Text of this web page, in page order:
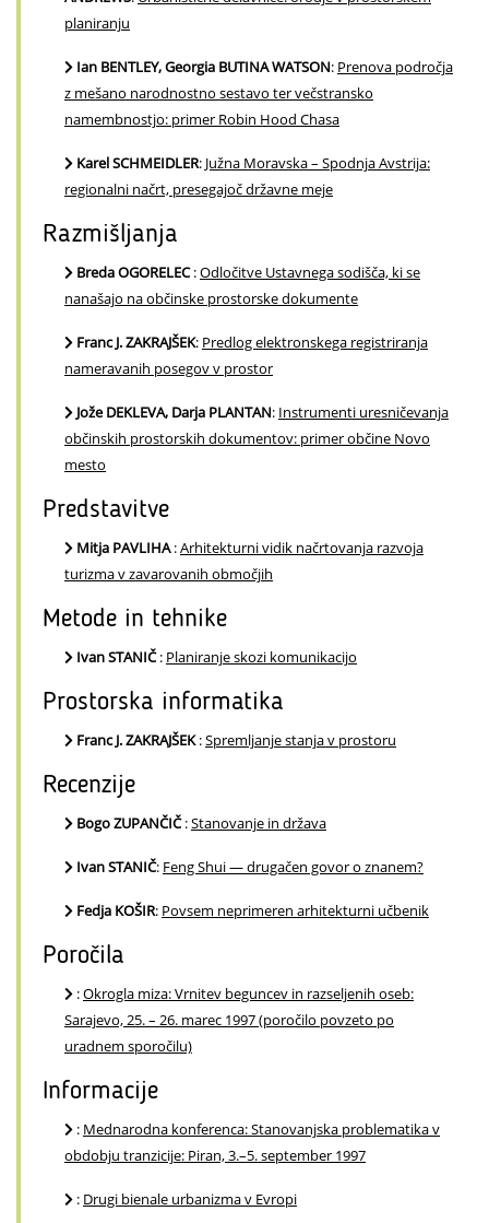
planiranju
Ian BENTLEY, Georgia BUTINA WATSON: Prenova področja
z mešano narodnostno sestavo ter večstransko
namembnostjo: primer Robin Hood Chasa
Karel SCHMEIDLER: Južna Moravska – Spodnja Avstrija:
regionalni načrt, presegajoč državne meje
Razmišljanja
Breda OGORELEC:Odločitve Ustavnega sodišča, ki se
nanašajo na občinske prostorske dokumente
Franc J. ZAKRAJŠEK: Predlog elektronskega registriranja
nameravanih posegov v prostor
Jože DEKLEVA, Darja PLANTAN: Instrumenti uresničevanja
občinskih prostorskih dokumentov: primer občine Novo
mesto
Predstavitve
Mitja PAVLIHA:Arhitekturni vidik načrtovanja razvoja
turizma v zavarovanih območjih
Metode in tehnike
Ivan STANIČ: Planiranje skozi komunikacijo
Prostorska informatika
Franc J. ZAKRAJŠEK:Spremljanje stanja v prostoru
Recenzije
Bogo ZUPANČIČ:Stanovanje in država
Ivan STANIČ: Feng Shui — drugačen govor o znanem?
Fedja KOŠIR: Povsem neprimeren arhitekturni učbenik
Poročila
:Okrogla miza: Vrnitev beguncev in razseljenih oseb:
Sarajevo, 25. – 26. marec 1997 (poročilo povzeto po
uradnem sporočilu)
Informacije
: Mednarodna konferenca: Stanovanjska problematika v
obdobju tranzicije: Piran, 3.–5. september 1997
: Drugi bienale urbanizma v Evropi